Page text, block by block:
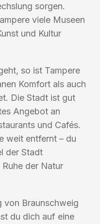
sorgen.
viele Museen
und Kultur
so ist Tampere
Komfort als auch
Die Stadt ist gut
Angebot an
und Cafés.
weit entfernt – du
der Stadt
der Natur
von Braunschweig
du dich auf eine